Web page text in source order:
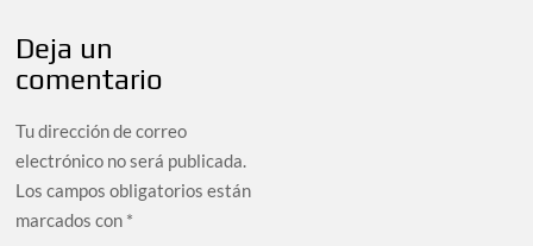
Deja un
comentario
Tu dirección de correo
electrónico no será publicada.
Los campos obligatorios están
marcados con *